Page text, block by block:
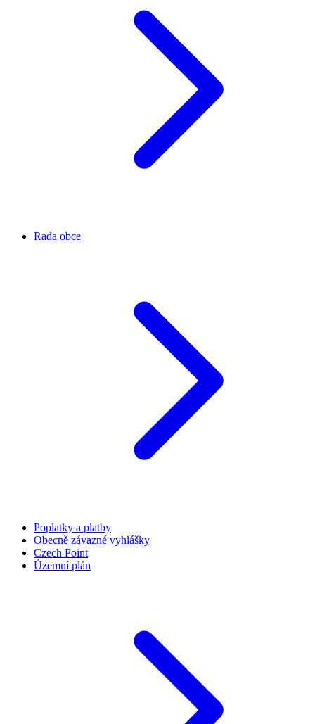
Rada obce
Poplatky a platby
Obecně závazné vyhlášky
Czech Point
Územní plán